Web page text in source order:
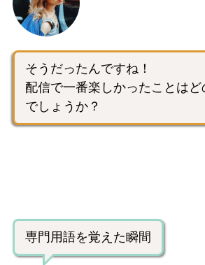
そうだったんですね！
配信で一番楽しかったことはど
でしょうか？
専門用語を覚えた瞬間